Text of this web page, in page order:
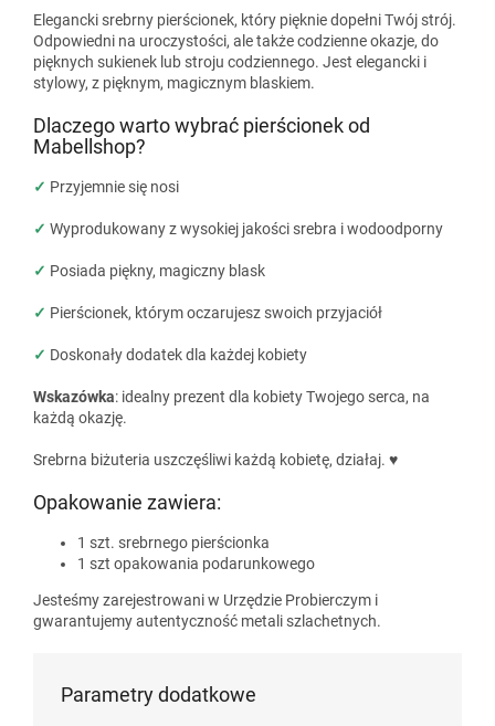
Elegancki srebrny pierścionek, który pięknie dopełni Twój strój.
Odpowiedni na uroczystości, ale także codzienne okazje, do
pięknych sukienek lub stroju codziennego. Jest elegancki i
stylowy, z pięknym, magicznym blaskiem.
Dlaczego warto wybrać pierścionek od
Mabellshop?
✓ Przyjemnie się nosi
✓ Wyprodukowany z wysokiej jakości srebra i wodoodporny
✓ Posiada piękny, magiczny blask
✓ Pierścionek, którym oczarujesz swoich przyjaciół
✓ Doskonały dodatek dla każdej kobiety
Wskazówka: idealny prezent dla kobiety Twojego serca, na
każdą okazję.
Srebrna biżuteria uszczęśliwi każdą kobietę, działaj. ♥
Opakowanie zawiera:
1 szt. srebrnego pierścionka
1 szt opakowania podarunkowego
Jesteśmy zarejestrowani w Urzędzie Probierczym i
gwarantujemy autentyczność metali szlachetnych.
Parametry dodatkowe